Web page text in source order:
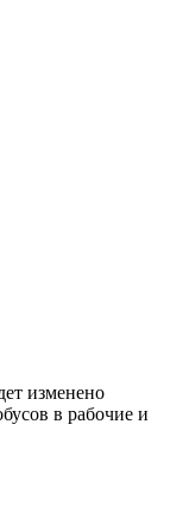
изменено
в рабочие и